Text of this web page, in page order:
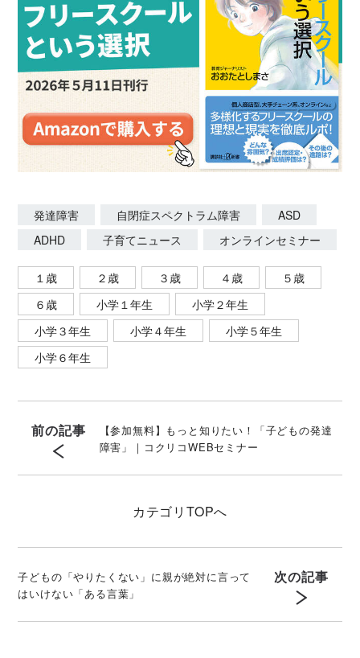
発達障害 自閉症スペクトラム障害
ASD
ADHD
子育てニュース オンラインセミナー
１歳 ２歳 ３歳 ４歳
５歳
６歳
小学１年生
小学２年生
小学３年生
小学４年生
小学５年生
小学６年生
前の記事
【参加無料】もっと知りたい！「子どもの発達
障害」｜コクリコWEBセミナー
カテゴリ TOPへ
子どもの「やりたくない」に親が絶対に言って
はいけない「ある言葉」
次の記事